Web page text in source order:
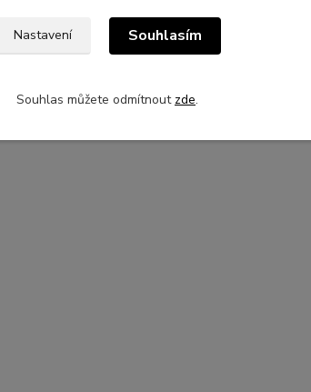
Nastavení Souhlasím
Souhlas můžete odmítnout zde.